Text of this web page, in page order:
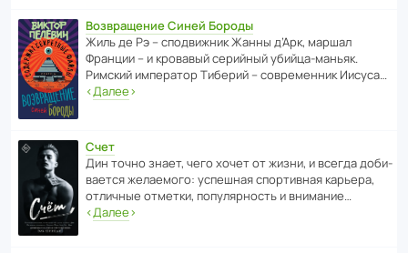
Возвращение Синей Бороды
Жиль де Рэ – спод­ви­жник Жанны д’Арк, маршал
Франции – и кровавый серийный убийца-маньяк.
Римский импе­ратор Тиберий – совре­менник Иисуса…
‹Далее›
Счет
Дин точно знает, чего хочет от жизни, и всегда доби­
ва­ется жела­е­мого: успе­шная спор­ти­вная карьера,
отли­чные отметки, попу­ля­р­ность и внимание…
‹Далее›